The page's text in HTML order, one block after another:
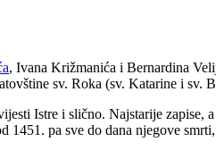
, Ivana Križmanića i Bernardina
sv. Roka (sv. Katarine i sv.
Istre i slično. Najstarije
1451. pa sve do dana njegove